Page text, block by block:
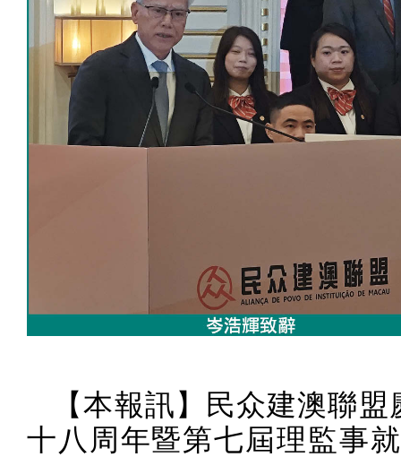
【本報訊】民众建澳聯
十八周年暨第七屆理監事